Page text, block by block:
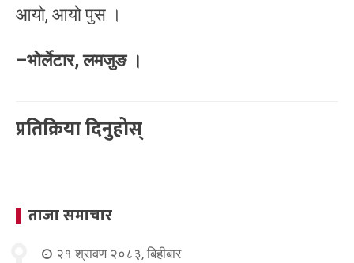
आयो, आयो पुस ।
–भोर्लेटार, लमजुङ ।
प्रतिक्रिया दिनुहोस्
ताजा समाचार
२१ श्रावण २०८३, बिहीबार